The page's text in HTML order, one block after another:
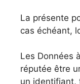
La présente
cas échéant,
Les Données
réputée être
un identifiant,